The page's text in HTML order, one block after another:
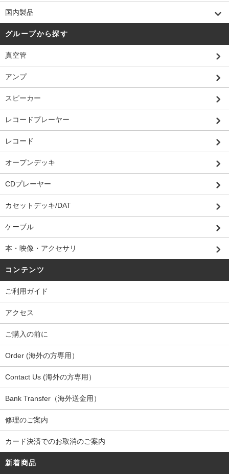
国内製品
グループから探す
真空管
アンプ
スピーカー
レコードプレーヤー
レコード
オープンデッキ
CDプレーヤー
カセットデッキ/DAT
ケーブル
本・映像・アクセサリ
コンテンツ
ご利用ガイド
アクセス
ご購入の前に
Order (海外の方専用）
Contact Us (海外の方専用）
Bank Transfer（海外送金用）
修理のご案内
カード決済でのお取消のご案内
新着商品